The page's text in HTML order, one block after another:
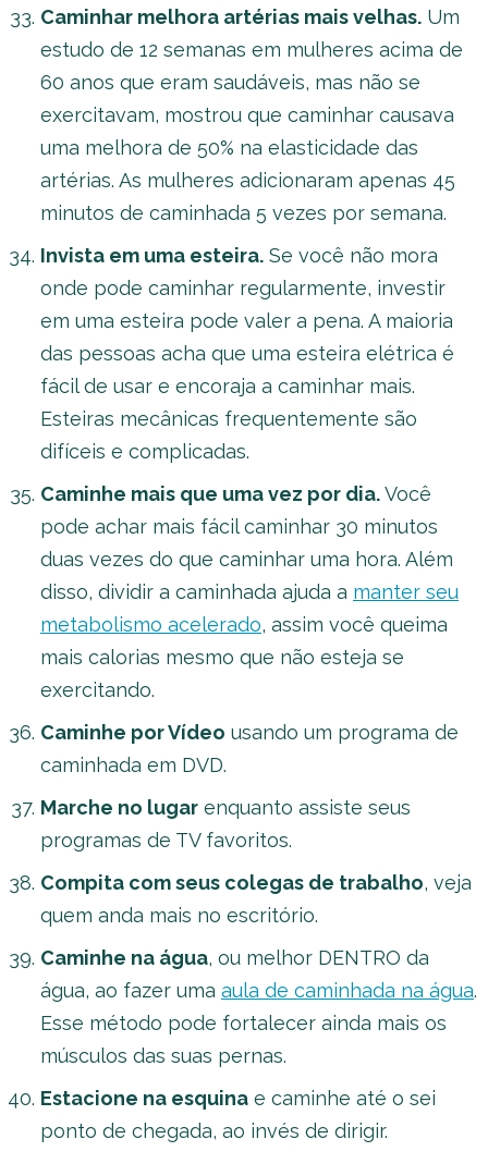
Caminhar melhora artérias mais velhas. Um
estudo de 12 semanas em mulheres acima de
60 anos que eram saudáveis, mas não se
exercitavam, mostrou que caminhar causava
uma melhora de 50% na elasticidade das
artérias. As mulheres adicionaram apenas 45
minutos de caminhada 5 vezes por semana.
Invista em uma esteira. Se você não mora
onde pode caminhar regularmente, investir
em uma esteira pode valer a pena. A maioria
das pessoas acha que uma esteira elétrica é
fácil de usar e encoraja a caminhar mais.
Esteiras mecânicas frequentemente são
difíceis e complicadas.
Caminhe mais que uma vez por dia.Você
pode achar mais fácil caminhar 30 minutos
duas vezes do que caminhar uma hora. Além
disso, dividir a caminhada ajuda a manter seu
metabolismo acelerado, assim você queima
mais calorias mesmo que não esteja se
exercitando.
Caminhe por Vídeo usando um programa de
caminhada em DVD.
Marche no lugar enquanto assiste seus
programas de TV favoritos.
Compita com seus colegas de trabalho, veja
quem anda mais no escritório.
Caminhe na água, ou melhor DENTRO da
água, ao fazer uma aula de caminhada na água.
Esse método pode fortalecer ainda mais os
músculos das suas pernas.
Estacione na esquina e caminhe até o sei
ponto de chegada, ao invés de dirigir.